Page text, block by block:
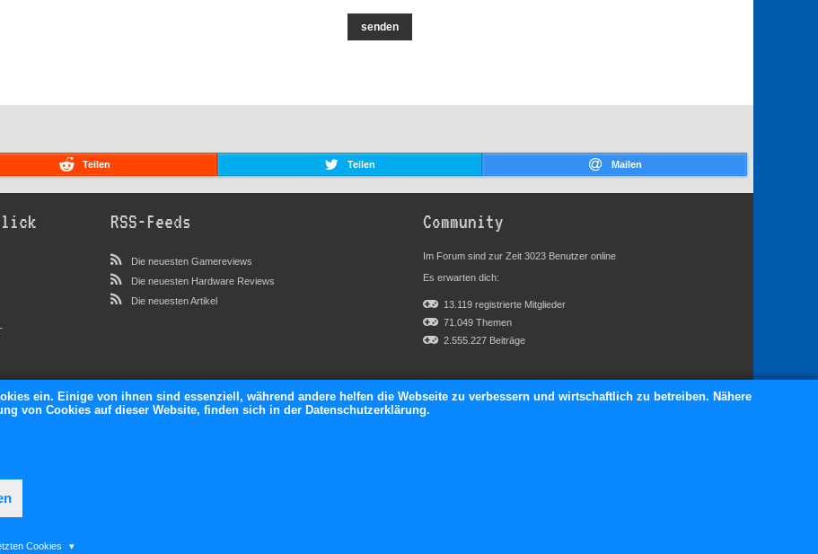
senden
Teilen Teilen Mailen
RSS-Feeds
Die neuesten Gamereviews
Die neuesten Hardware Reviews
Die neuesten Artikel
Community
Im Forum sind zur Zeit 3023 Benutzer online
Es erwarten dich:
13.119 registrierte Mitglieder
71.049 Themen
2.555.227 Beiträge
ein. Einige von ihnen sind essenziell, während andere helfen die Webseite zu verbessern und wirtschaftlich zu betreiben. Nähere
von Cookies auf dieser Website, finden sich in der Datenschutzerklärung.
Cookies